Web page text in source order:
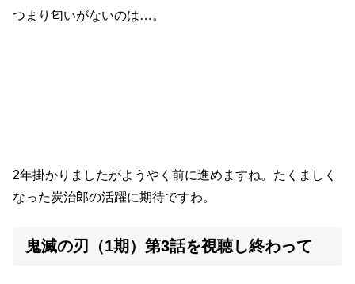
つまり匂いがないのは…。
2年掛かりましたがようやく前に進めますね。たくましく
なった炭治郎の活躍に期待ですわ。
鬼滅の刃（1期）第3話を視聴し終わって